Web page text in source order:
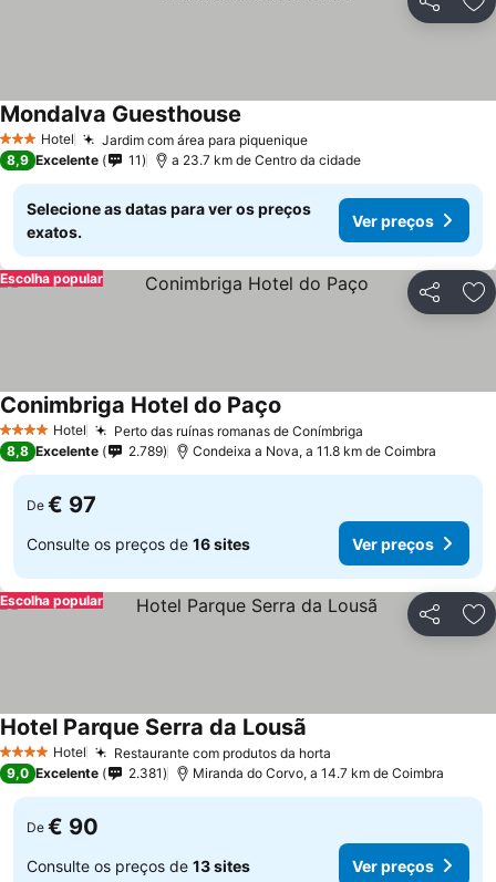
Partilhar
3 EstrelasHotel Jardim com área para piquenique
Mondalva Guesthouse
8,9 Excelente 11 a 23.7 km de Centro da cidade
Selecione as datas para ver os preços
exatos.
Ver preços
Partilhar
Escolha popular
4 EstrelasHotel Perto das ruínas romanas de Conímbriga
Conimbriga Hotel do Paço
8,8 Excelente 2.789 Condeixa a Nova, a 11.8 km de Coimbra
De € 97
Consulte os preços de 16 sites Ver preços
Partilhar
Escolha popular
4 EstrelasHotel Restaurante com produtos da horta
Hotel Parque Serra da Lousã
9,0 Excelente 2.381 Miranda do Corvo, a 14.7 km de Coimbra
De € 90
Consulte os preços de 13 sites Ver preços